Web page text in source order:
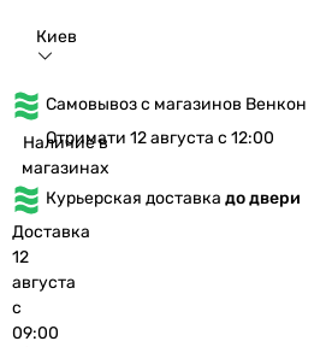
Киев
Самовывоз с магазинов Венкон
Наличие в
магазинах
Отримати 12 августа с 12:00
Курьерская доставка до двери
Доставка
12
августа
с
09:00